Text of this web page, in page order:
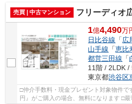
売買 | 中古マンション
フリーディオ広尾南 仲介手数
1億4,490万
日比谷線 「広
山手線 「恵比
都営三田線 「
11階 / 2LDK /
東京都渋谷区
□仲介手数料・現金プレゼント対象物件
円』がご購入の場合、無料になります